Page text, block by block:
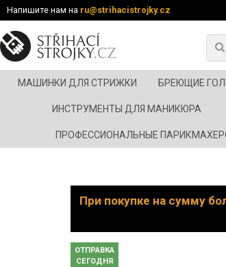
Напишите нам на ru@strihacistrojky.cz
МАШИНКИ ДЛЯ СТРИЖКИ БРЕЮЩИЕ
ИНСТРУМЕНТЫ ДЛЯ МАНИКЮРА
ПРОФЕССИОНАЛЬНЫЕ
При покупке на сумму
ОТПРАВКА
СЕГОДНЯ